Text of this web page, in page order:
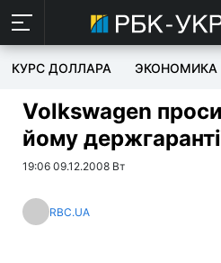
КУРС ДОЛЛАРА ЭКОНОМИКА
Volkswagen
йому
19:06 09.12.2008 Вт
RBC.UA